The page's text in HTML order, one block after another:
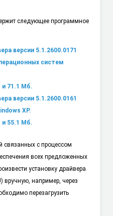
следующее программное
версии 5.1.2600.0171
систем
и 71.1 Мб.
версии 5.1.2600.0161
XP.
и 55.1 Мб.
связанных с процессом
всех предложенных
установку драйвера
вручную, например, через
перезагрузить